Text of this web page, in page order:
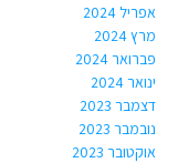
אפריל 2024
מרץ 2024
פברואר 2024
ינואר 2024
דצמבר 2023
נובמבר 2023
אוקטובר 2023